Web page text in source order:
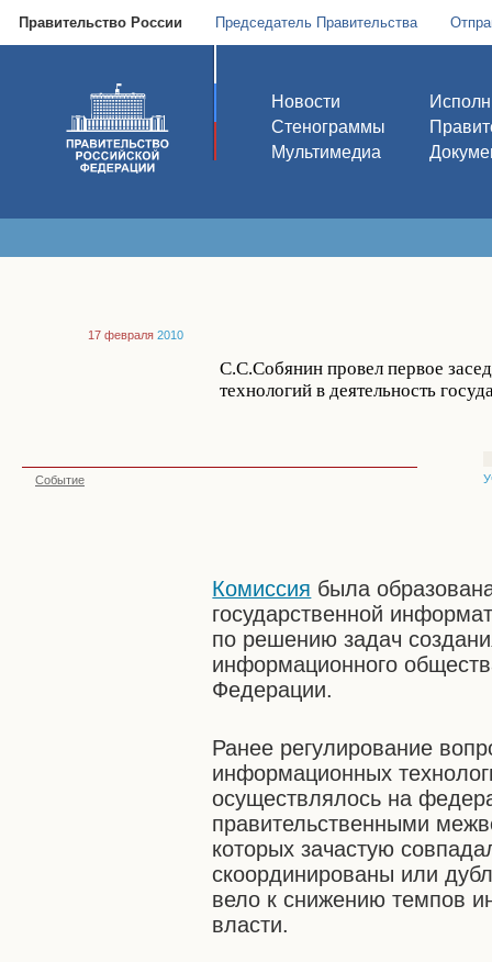
Правительство России Председатель Правительства
Новости
Стенограммы
Мультимедиа
17 февраля 2010
С.С.Собянин провел первое
технологий в деятельность
Событие
Комиссия была
государственной
по решению задач
информационного
Федерации.
Ранее регулирование
информационных
осуществлялось на
правительственными
которых зачастую
скоординированы или
вело к снижению темпов
власти.